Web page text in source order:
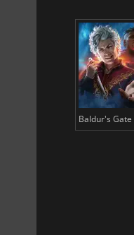
Baldur's Gate